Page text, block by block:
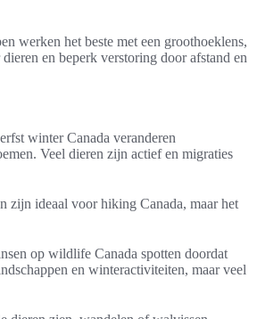
werken het beste met een groothoeklens,
en beperk verstoring door afstand en
winter Canada veranderen
Veel dieren zijn actief en migraties
zijn ideaal voor hiking Canada, maar het
op wildlife Canada spotten doordat
en winteractiviteiten, maar veel